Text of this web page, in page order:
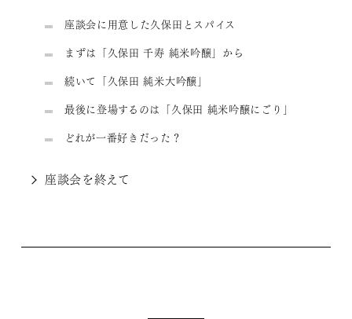
座談会に用意した久保田とスパイス
まずは「久保田 千寿 純米吟醸」から
続いて「久保田 純米大吟醸」
最後に登場するのは「久保田 純米吟醸にごり」
どれが一番好きだった？
座談会を終えて